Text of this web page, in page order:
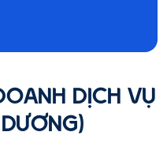
DỊCH VỤ